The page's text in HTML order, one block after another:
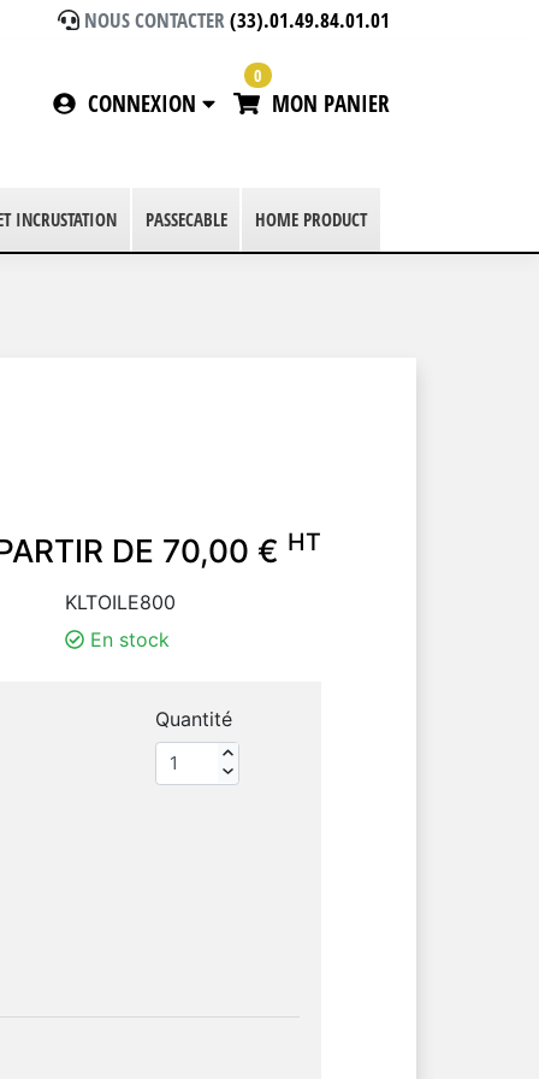
NOUS CONTACTER(33).01.49.84.01.01
CONNEXION
0
MON PANIER
INCRUSTATION PASSECABLE HOME PRODUCT
DE 70,00 € HT
KLTOILE800
En stock
Quantité